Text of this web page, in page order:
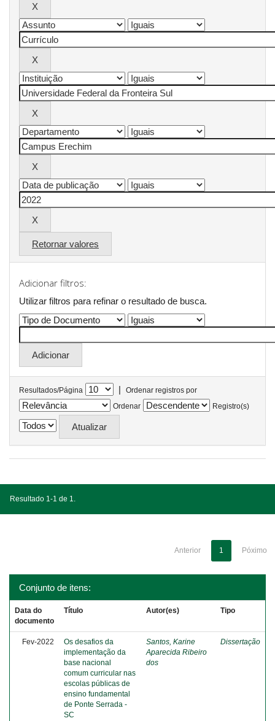
Retornar valores
Adicionar filtros:
Utilizar filtros para refinar o resultado de busca.
Resultados/Página |
Ordenar registros por
Ordenar
Registro(s)
Resultado 1-1 de 1.
Anterior 1 Póximo
Conjunto de itens:
Data do
documento
Título Autor(es) Tipo
Fev-2022
Os desafios da
implementação da
base nacional
comum curricular nas
escolas públicas de
ensino fundamental
de Ponte Serrada -
SC
Santos, Karine
Aparecida Ribeiro
dos
Dissertação